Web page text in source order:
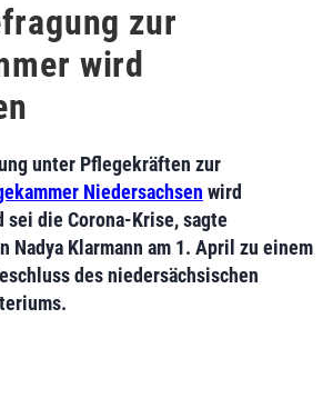
zur
wird
unter Pflegekräften zur
Niedersachsen wird
sei die Corona-Krise, sagte
Nadya Klarmann am 1. April zu einem
des niedersächsischen